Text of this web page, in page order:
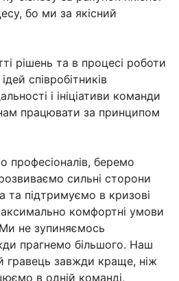
бо ми за якісний
рішень та в процесі роботи
співробітників
і ініціативи команди
працювати за принципом
професіоналів, беремо
сильні сторони
та підтримуємо в кризові
комфортні умови
не зупиняємось
прагнемо більшого. Наш
завжди краще, ніж
в одній команді,